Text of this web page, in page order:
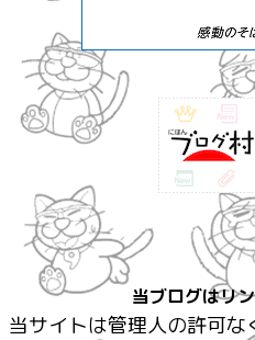
当ブログはリ
当サイトは管理人の許可